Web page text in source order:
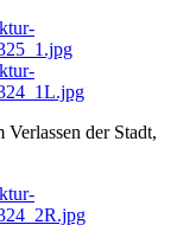
der Stadt,